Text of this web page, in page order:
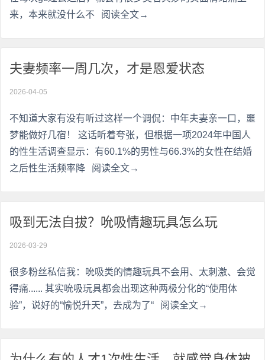
来，本来就没什么不
阅读全文→
夫妻频率一周几次，才是恩爱状态
2026-04-05
不知道大家有没有听过这样一个调侃：中年夫妻亲一口，噩
梦能做好几宿！ 这话听着夸张，但根据一项2024年中国人
的性生活调查显示：有60.1%的男性与66.3%的女性在结婚
之后性生活频率降
阅读全文→
吸到无法自拔？吮吸情趣玩具怎么玩
2026-03-29
很多粉丝私信我：吮吸类的情趣玩具不会用、太刺激、会觉
得痛...... 其实吮吸玩具都会出现这种两极分化的“使用体
验”，说好的“愉悦升天”，去成为了“
阅读全文→